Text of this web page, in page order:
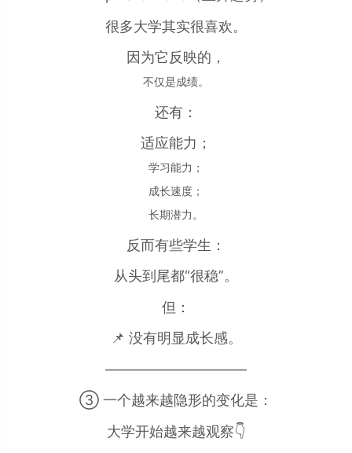
很多大学其实很喜欢。
因为它反映的，
不仅是成绩。
还有：
适应能力；
学习能力；
成长速度；
长期潜力。
反而有些学生：
从头到尾都“很稳”。
但：
📌 没有明显成长感。
——————————
③ 一个越来越隐形的变化是：
大学开始越来越观察👇